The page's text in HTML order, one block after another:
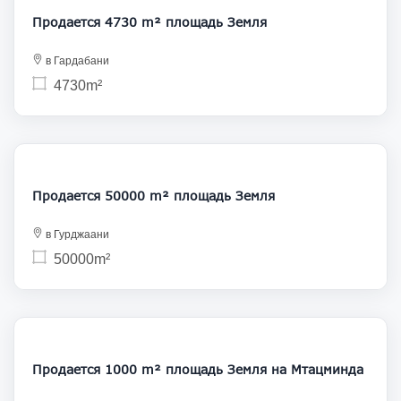
Продается 4730 m² площадь Земля
в Гардабани
4730m²
150 000
Продается 50000 m² площадь Земля
в Гурджаани
50000m²
170 000
Продается 1000 m² площадь Земля на Мтацминда